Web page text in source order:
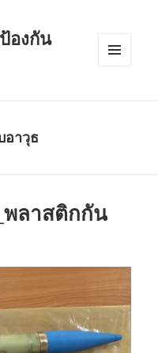
องกัน
าวุธ
ลาสติกกัน